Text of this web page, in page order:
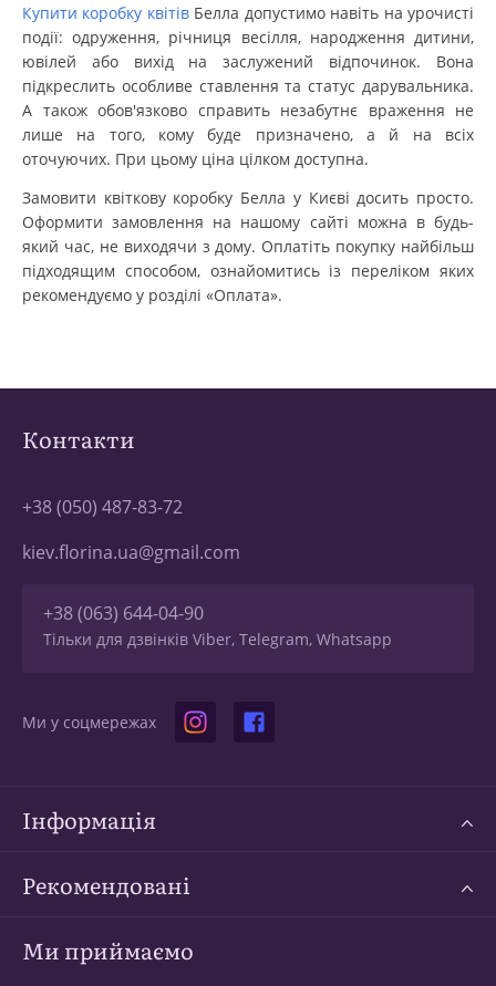
Купити коробку квітівБелла допустимо навіть на урочисті
події: одруження, річниця весілля, народження дитини,
ювілей або вихід на заслужений відпочинок. Вона
підкреслить особливе ставлення та статус дарувальника.
А також обов'язково справить незабутнє враження не
лише на того, кому буде призначено, а й на всіх
оточуючих. При цьому ціна цілком доступна.
Замовити квіткову коробку Белла у Києві досить просто.
Оформити замовлення на нашому сайті можна в будь-
який час, не виходячи з дому. Оплатіть покупку найбільш
підходящим способом, ознайомитись із переліком яких
рекомендуємо у розділі «Оплата».
Контакти
+38 (050) 487-83-72
kiev.florina.ua@gmail.com
+38 (063) 644-04-90
Тільки для дзвінків Viber, Telegram, Whatsapp
Ми у соцмережах
Інформація
Рекомендовані
Ми приймаємо